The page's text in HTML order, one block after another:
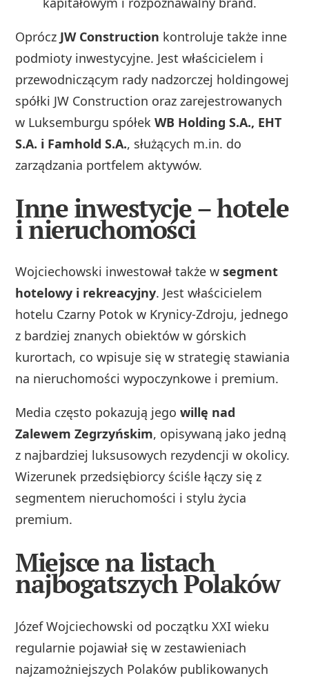
Oprócz JW Construction kontroluje także inne
podmioty inwestycyjne. Jest właścicielem i
przewodniczącym rady nadzorczej holdingowej
spółki JW Construction oraz zarejestrowanych
w Luksemburgu spółekWB Holding S.A., EHT
S.A. i Famhold S.A., służących m.in. do
zarządzania portfelem aktywów.
Inne inwestycje – hotele
i nieruchomości
Wojciechowski inwestował także wsegment
hotelowy i rekreacyjny. Jest właścicielem
hotelu Czarny Potok w Krynicy-Zdroju, jednego
z bardziej znanych obiektów w górskich
kurortach, co wpisuje się w strategię stawiania
na nieruchomości wypoczynkowe i premium.
Media często pokazują jegowillę nad
Zalewem Zegrzyńskim, opisywaną jako jedną
z najbardziej luksusowych rezydencji w okolicy.
Wizerunek przedsiębiorcy ściśle łączy się z
segmentem nieruchomości i stylu życia
premium.
Miejsce na listach
najbogatszych Polaków
Józef Wojciechowski od początku XXI wieku
regularnie pojawiał się w zestawieniach
najzamożniejszych Polaków publikowanych